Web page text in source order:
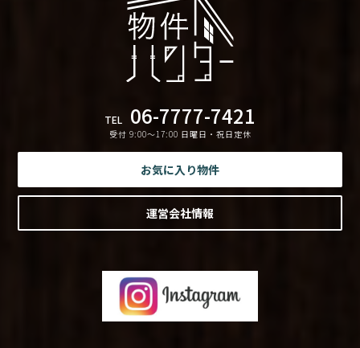
TEL 06-7777-7421
受付 9:00〜17:00 日曜日・祝日定休
お気に入り物件
運営会社情報